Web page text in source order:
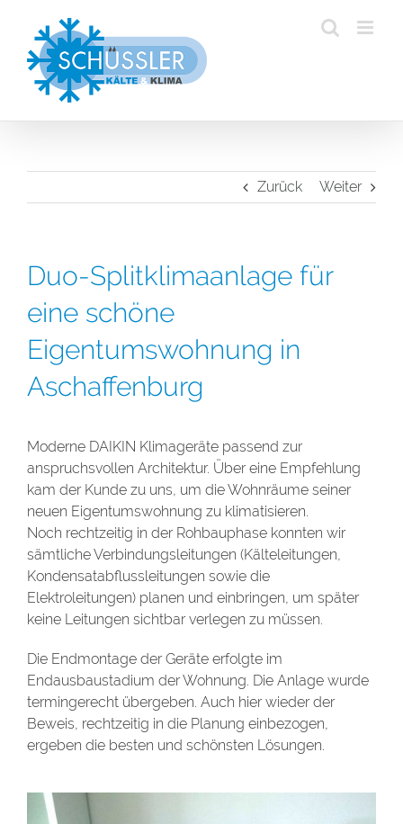
springen
Zurück Weiter
Duo-Splitklimaanlage für
eine schöne
Eigentumswohnung in
Aschaffenburg
Moderne DAIKIN Klimageräte passend zur
anspruchsvollen Architektur. Über eine Empfehlung
kam der Kunde zu uns, um die Wohnräume seiner
neuen Eigentumswohnung zu klimatisieren.
Noch rechtzeitig in der Rohbauphase konnten wir
sämtliche Verbindungsleitungen (Kälteleitungen,
Kondensatabfluss­leitungen sowie die
Elektroleitungen) planen und einbringen, um später
keine Leitungen sichtbar verlegen zu müssen.
Die Endmontage der Geräte erfolgte im
Endausbaustadium der Wohnung. Die Anlage wurde
termingerecht übergeben. Auch hier wieder der
Beweis, rechtzeitig in die Planung einbezogen,
ergeben die besten und schönsten Lösungen.